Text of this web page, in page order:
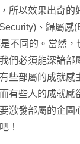
所以效果出奇的
、歸屬感
不同的。當然，
們必須能深諳部
些部屬的成就感
有些人的成就感
激發部屬的企圖
！